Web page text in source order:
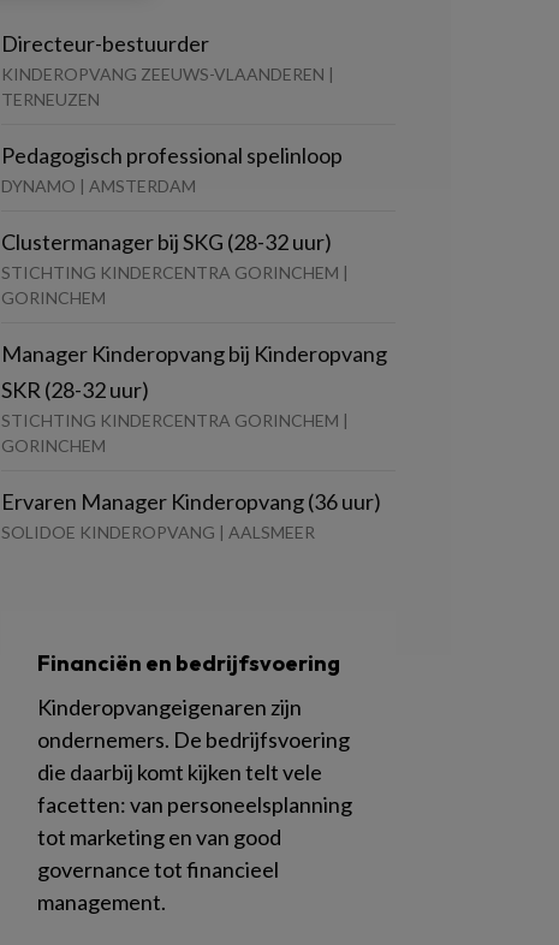
Directeur-bestuurder
KINDEROPVANG ZEEUWS-VLAANDEREN |
TERNEUZEN
Pedagogisch professional spelinloop
DYNAMO | AMSTERDAM
Clustermanager bij SKG (28-32 uur)
STICHTING KINDERCENTRA GORINCHEM |
GORINCHEM
Manager Kinderopvang bij Kinderopvang
SKR (28-32 uur)
STICHTING KINDERCENTRA GORINCHEM |
GORINCHEM
Ervaren Manager Kinderopvang (36 uur)
SOLIDOE KINDEROPVANG | AALSMEER
Financiën en bedrijfsvoering
Kinderopvangeigenaren zijn
ondernemers. De bedrijfsvoering
die daarbij komt kijken telt vele
facetten: van personeelsplanning
tot marketing en van good
governance tot financieel
management.